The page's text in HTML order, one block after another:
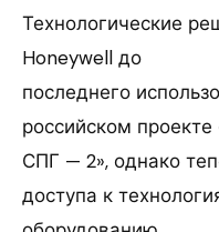
Технологические
Honeywell до
последнего
российском проекте
СПГ — 2», однако
доступа к